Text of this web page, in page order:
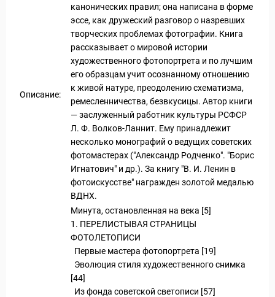
Описание:
канонических правил; она написана в форме
эссе, как дружеский разговор о назревших
творческих проблемах фотографии. Книга
рассказывает о мировой истории
художественного фотопортрета и по лучшим
его образцам учит осознанному отношению
к живой натуре, преодолению схематизма,
ремесленничества, безвкусицы. Автор книги
— заслуженный работник культуры РСФСР
Л. Ф. Волков-Ланнит. Ему принадлежит
несколько монографий о ведущих советских
фотомастерах ("Александр Родченко". "Борис
Игнатович" и др.). За книгу "В. И. Ленин в
фотоискусстве" награжден золотой медалью
ВДНХ.
Минута, остановленная на века [5]
1. ПЕРЕЛИСТЫВАЯ СТРАНИЦЫ
ФОТОЛЕТОПИСИ
Первые мастера фотопортрета [19]
Эволюция стиля художественного снимка
[44]
Из фонда советской светописи [57]